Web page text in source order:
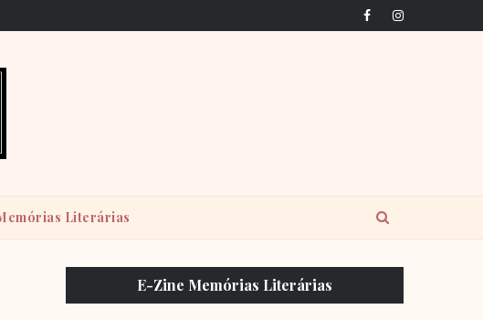
Literárias
E-Zine Memórias Literárias